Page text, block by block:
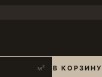
м² В КОРЗИНУ